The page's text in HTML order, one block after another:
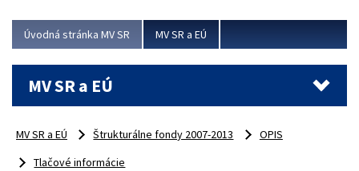
Viac
Úvodná stránka MV SR MV SR a EÚ
MV SR a EÚ
MV SR a EÚ Štrukturálne fondy 2007-2013
OPIS
Tlačové informácie